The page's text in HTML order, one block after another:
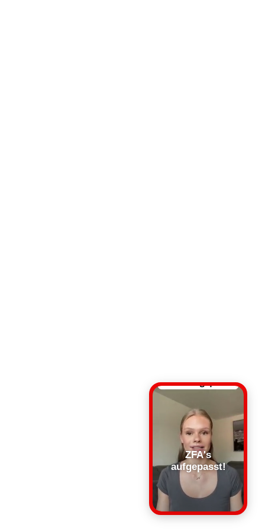
ZFA's
aufgepasst!